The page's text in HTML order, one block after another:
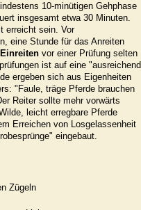
10-minütigen Gehphase
insgesamt etwa 30 Minuten.
erreicht sein. Vor
eine Stunde für das Anreiten
Einreiten vor einer Prüfung selten
ist auf eine "ausreichend
ergeben sich aus Eigenheiten
"Faule, träge Pferde brauchen
Reiter sollte mehr vorwärts
leicht erregbare Pferde
Erreichen von Losgelassenheit
eingebaut.
Zügeln